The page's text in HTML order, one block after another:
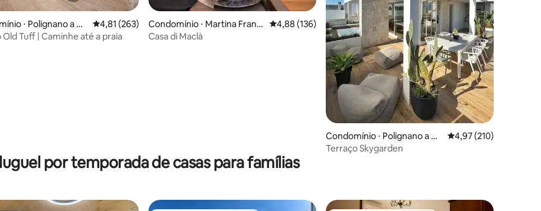
média de 5, 125 avaliações
⋅ Polignano a M
4,81 de uma avaliação média de 5, 263 avaliações
4,81 (263)
Old Tuff | Caminhe até a praia
Condomínio ⋅ Martina Franc
a
4,88 de uma avaliação média de 5, 136 avaliações
4,88 (136)
Casa di Maclà
Condomínio ⋅ Polignano a M
are
4,97 de uma avaliação
4,97 (210)
Terraço Skygarden
por temporada de casas para famílias